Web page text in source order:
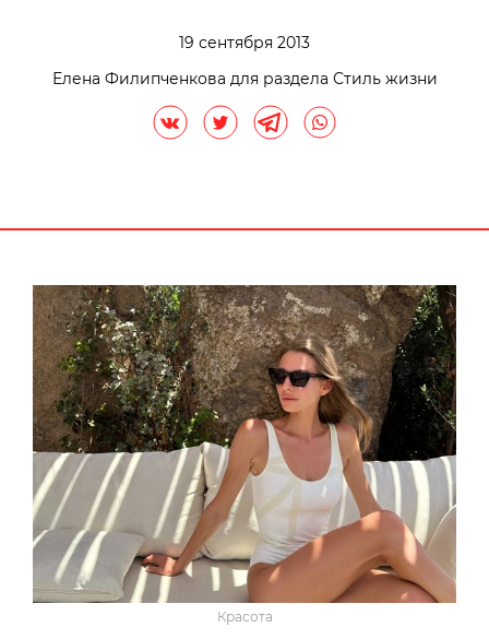
19 сентября 2013
Елена Филипченкова для раздела Стиль жизни
Красота